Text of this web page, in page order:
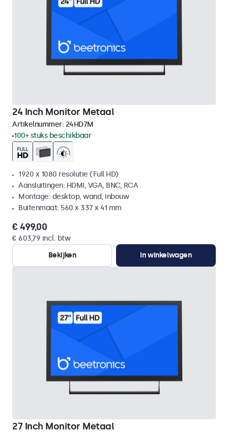
24 Inch Monitor Metaal
Artikelnummer: 24HD7M
100+ stuks beschikbaar
1920 x 1080 resolutie (Full HD)
Aansluitingen: HDMI, VGA, BNC, RCA
Montage: desktop, wand, inbouw
Buitenmaat: 560 x 337 x 41 mm
€ 499,00
€ 603,79 incl. btw
Bekijken
In winkelwagen
27 Inch Monitor Metaal